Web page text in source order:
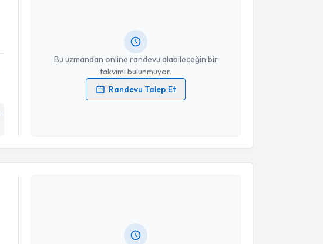
Bu uzmandan online randevu alabileceğin bir
takvimi bulunmuyor.
Randevu Talep Et
Kişisel verilerimin işlenmesine ilişkinAydınlatma Metni
Takvim Talebini Gönder
Randevu Takvimi Talebi